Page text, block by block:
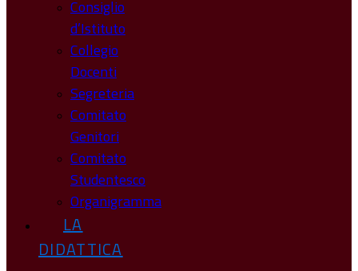
Consiglio
d’Istituto
Collegio
Docenti
Segreteria
Comitato
Genitori
Comitato
Studentesco
Organigramma
LA
DIDATTICA